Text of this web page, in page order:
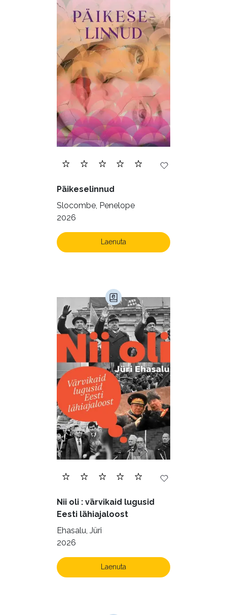
Päikeselinnud
Slocombe, Penelope
2026
Laenuta
Nii oli : värvikaid lugusid
Eesti lähiajaloost
Ehasalu, Jüri
2026
Laenuta